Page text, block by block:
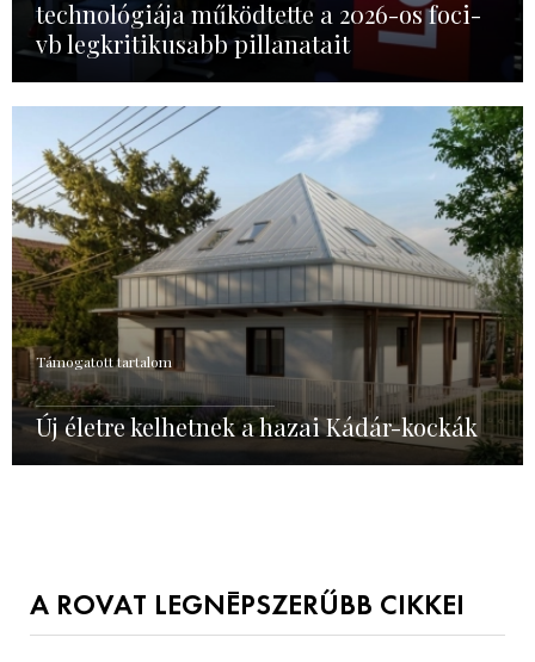
technológiája működtette a 2026-os foci-
vb legkritikusabb pillanatait
Támogatott tartalom
Új életre kelhetnek a hazai Kádár-kockák
A ROVAT LEGNÉPSZERŰBB CIKKEI